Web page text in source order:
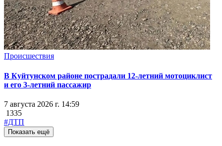
Происшествия
В Куйтунском районе пострадали 12-летний мотоциклист
и его 3-летний пассажир
7 августа 2026 г. 14:59
1335
#ДТП
Показать ещё